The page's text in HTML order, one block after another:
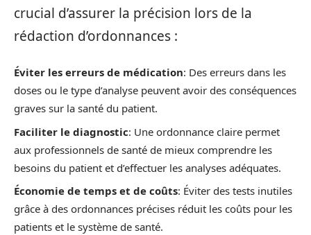
crucial d’assurer la précision lors de la
rédaction d’ordonnances :
Éviter les erreurs de médication: Des erreurs dans les
doses ou le type d’analyse peuvent avoir des conséquences
graves sur la santé du patient.
Faciliter le diagnostic: Une ordonnance claire permet
aux professionnels de santé de mieux comprendre les
besoins du patient et d’effectuer les analyses adéquates.
Économie de temps et de coûts: Éviter des tests inutiles
grâce à des ordonnances précises réduit les coûts pour les
patients et le système de santé.